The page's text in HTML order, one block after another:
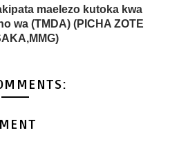
maelezo kutoka kwa
wa (TMDA) (PICHA ZOTE